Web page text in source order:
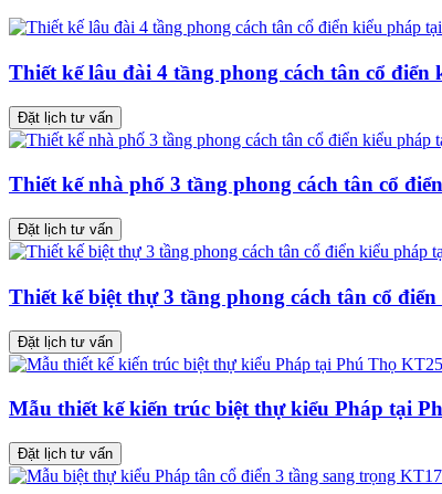
Thiết kế lâu đài 4 tầng phong cách tân cổ
Đặt lịch tư vấn
Thiết kế nhà phố 3 tầng phong cách tân cổ
Đặt lịch tư vấn
Thiết kế biệt thự 3 tầng phong cách tân cổ
Đặt lịch tư vấn
Mẫu thiết kế kiến trúc biệt thự kiểu Pháp tại
Đặt lịch tư vấn